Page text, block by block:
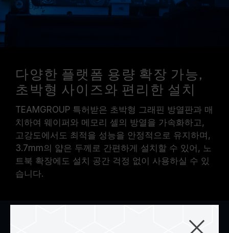
다양한 플랫폼 용량 확장 가능,
초박형 사이즈와 편리한 설치
TEAMGROUP 특허받은 초박형 그래핀 방열판과 매
치하여 웨이퍼와 메모리 셀의 방열을 가속화하고,
고강도에서도 최적을 성능을 안정적으로 유지하며,
3.7mm의 얇은 두께로 간편하게 설치할 수 있어, 노
트북 확장에도 설치 공간 걱정 없이 사용하실 수 있
습니다.